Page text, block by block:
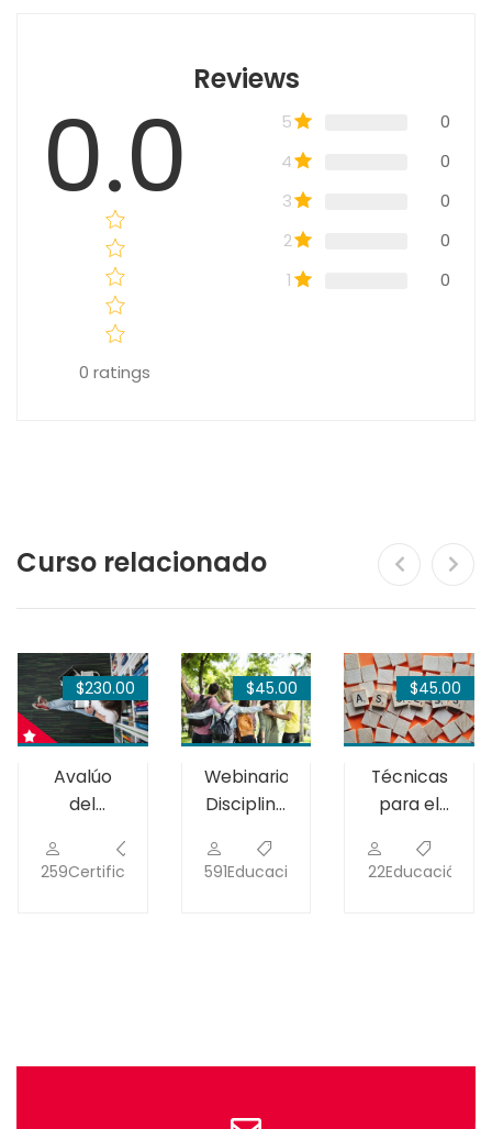
Reviews
0.0
0 ratings
5
0
4
0
3
0
2
0
1
0
Curso relacionado
$230.00
Avalúo
del
estudiantil
259Certificaciones
$45.00
Webinario:
Disciplina
591Educación
$45.00
Técnicas
para el
formativo
22Educación